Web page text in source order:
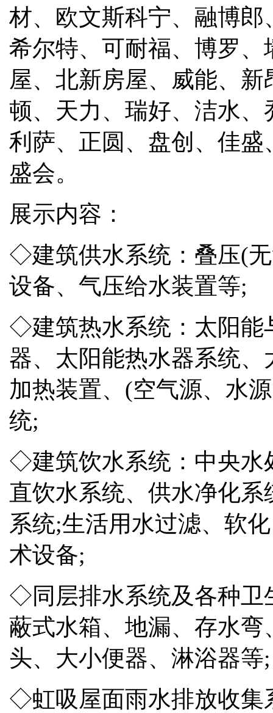
材、欧文斯科宁、融博
希尔特、可耐福、博罗
屋、北新房屋、威能、
顿、天力、瑞好、洁水
利萨、正圆、盘创、佳
盛会。
展示内容：
◇建筑供水系统：叠压(
设备、气压给水装置等;
◇建筑热水系统：太阳能
器、太阳能热水器系统
加热装置、(空气源、水
统;
◇建筑饮水系统：中央水
直饮水系统、供水净化
系统;生活用水过滤、软
术设备;
◇同层排水系统及各种卫
蔽式水箱、地漏、存水
头、大小便器、淋浴器等;
◇虹吸屋面雨水排放收集